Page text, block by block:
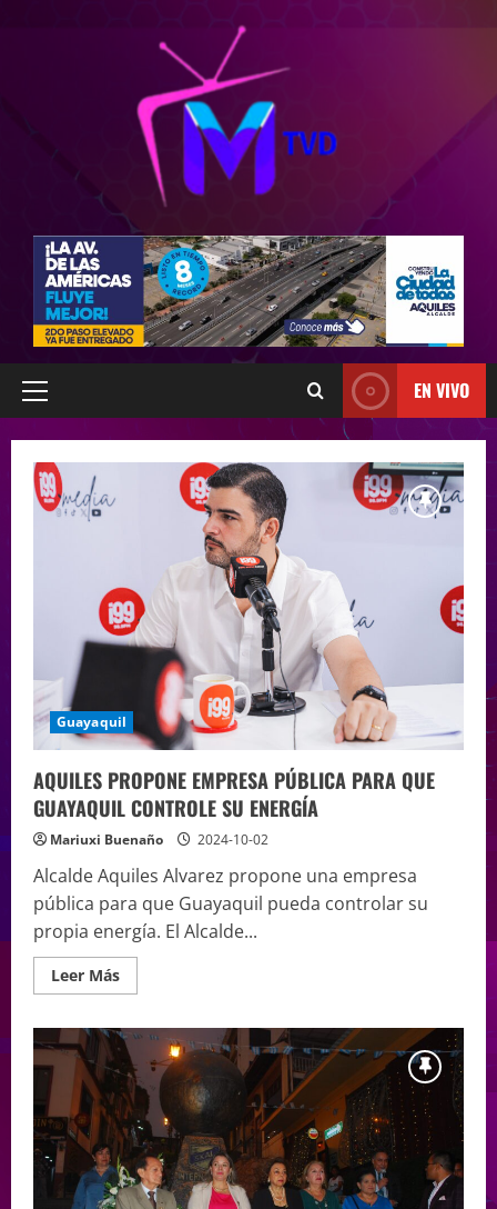
EN VIVO
Guayaquil
AQUILES PROPONE EMPRESA PÚBLICA PARA QUE
GUAYAQUIL CONTROLE SU ENERGÍA
Mariuxi Buenaño 2024-10-02
Alcalde Aquiles Alvarez propone una empresa
pública para que Guayaquil pueda controlar su
propia energía. El Alcalde...
Leer Más